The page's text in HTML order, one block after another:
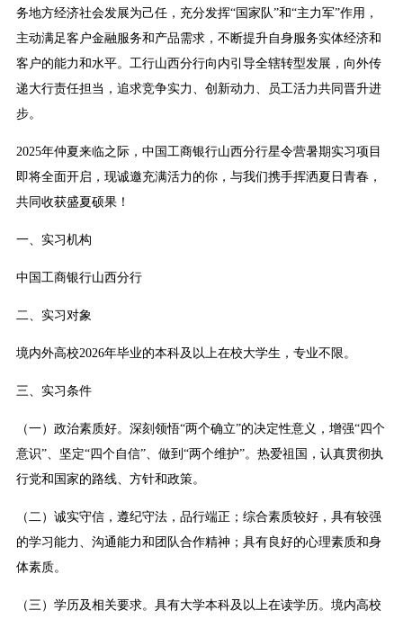
务地方经济社会发展为己任，充分发挥“国家队”和“主力军”作用，
主动满足客户金融服务和产品需求，不断提升自身服务实体经济和
客户的能力和水平。工行山西分行向内引导全辖转型发展，向外传
递大行责任担当，追求竞争实力、创新动力、员工活力共同晋升进
步。
2025年仲夏来临之际，中国工商银行山西分行星令营暑期实习项目
即将全面开启，现诚邀充满活力的你，与我们携手挥洒夏日青春，
共同收获盛夏硕果！
一、实习机构
中国工商银行山西分行
二、实习对象
境内外高校2026年毕业的本科及以上在校大学生，专业不限。
三、实习条件
（一）政治素质好。深刻领悟“两个确立”的决定性意义，增强“四个
意识”、坚定“四个自信”、做到“两个维护”。热爱祖国，认真贯彻执
行党和国家的路线、方针和政策。
（二）诚实守信，遵纪守法，品行端正；综合素质较好，具有较强
的学习能力、沟通能力和团队合作精神；具有良好的心理素质和身
体素质。
（三）学历及相关要求。具有大学本科及以上在读学历。境内高校